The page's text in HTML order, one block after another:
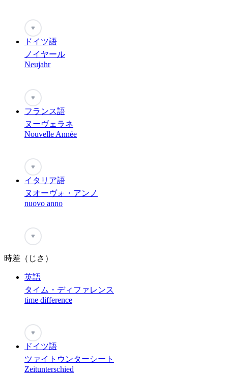
♥
ドイツ語
ノイヤール
Neujahr
♥
フランス語
ヌーヴェラネ
Nouvelle Année
♥
イタリア語
ヌオーヴォ・アンノ
nuovo anno
♥
時差（じさ）
英語
タイム・ディファレンス
time difference
♥
ドイツ語
ツァイトウンターシート
Zeitunterschied